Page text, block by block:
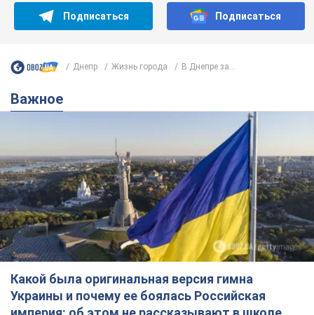
Подписаться Подписаться
Днепр Жизнь города В Днепре за...
Важное
Какой была оригинальная версия гимна
Украины и почему ее боялась Российская